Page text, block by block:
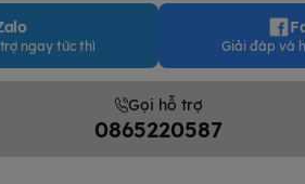
ngay tức thì Giải đáp và
Gọi hỗ trợ
0865220587